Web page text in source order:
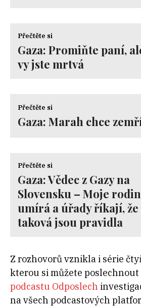
Přečtěte si
Gaza: Promiňte paní,
vy jste mrtvá
Přečtěte si
Gaza: Marah chce
Přečtěte si
Gaza: Vědec z Gazy na
Slovensku – Moje
umírá a úřady říkají, že
taková jsou pravidla
Z rozhovorů vznikla i série
kterou si můžete
podcastu Odposlech
na všech podcastových